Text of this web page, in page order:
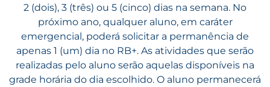
2 (dois), 3 (três) ou 5 (cinco) dias na semana. No
próximo ano, qualquer aluno, em caráter
emergencial, poderá solicitar a permanência de
apenas 1 (um) dia no RB+. As atividades que serão
realizadas pelo aluno serão aquelas disponíveis na
grade horária do dia escolhido. O aluno permanecerá